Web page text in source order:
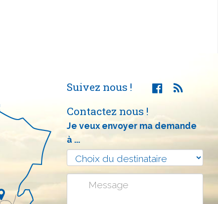
Suivez nous !
Contactez nous !
Je veux envoyer ma demande
à ...